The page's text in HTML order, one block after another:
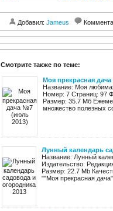
Добавил: Jameus
Смотрите также по теме:
Моя прекрасная
Название: Моя
Номер: 7 Страниц: 97
Размер: 35.7 Мб
множество полезных
Лунный календарь
Название: Лунный
Издательство:
Размер: 22.7 Mb
""Моя прекрасная